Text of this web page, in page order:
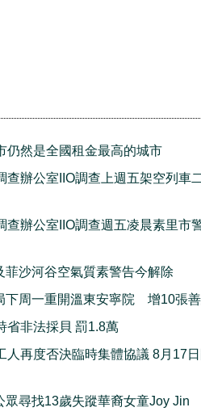
仍然是全國租金最高的城市
查辦公室IIO調查上週五架空列車
查辦公室IIO調查週五凌晨素里市
菲沙河谷空氣質素警告今解除
下周一重開溫東安寧院 增10張
省非法採貝 罰1.8萬
人再度否決臨時集體協議 8月17
眾尋找13歲失蹤華裔女童Joy Jin